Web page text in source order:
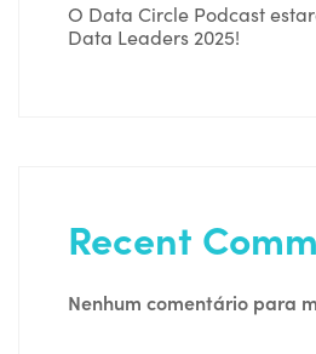
O Data Circle Podcast
Data Leaders 2025!
Recent
Nenhum comentário para